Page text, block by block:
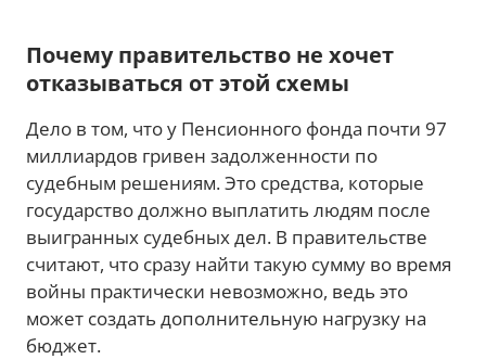
Почему правительство не хочет
отказываться от этой схемы
Дело в том, что у Пенсионного фонда почти 97
миллиардов гривен задолженности по
судебным решениям. Это средства, которые
государство должно выплатить людям после
выигранных судебных дел. В правительстве
считают, что сразу найти такую сумму во время
войны практически невозможно, ведь это
может создать дополнительную нагрузку на
бюджет.